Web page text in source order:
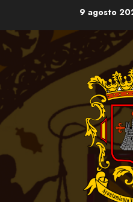
contenido
9 agosto